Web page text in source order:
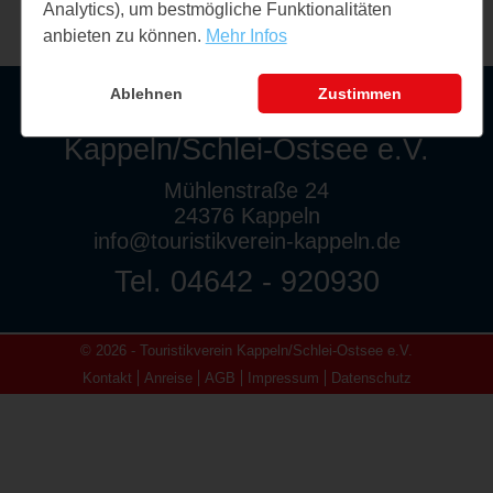
Touristikverein
Kappeln/Schlei-Ostsee e.V.
Mühlenstraße 24
24376 Kappeln
info@touristikverein-kappeln.de
Tel. 04642 - 920930
© 2026 - Touristikverein Kappeln/Schlei-Ostsee e.V.
Kontakt
Anreise AGB Impressum Datenschutz
Analytics), um bestmögliche Funktionalitäten
anbieten zu können. Mehr Infos
Ablehnen Zustimmen